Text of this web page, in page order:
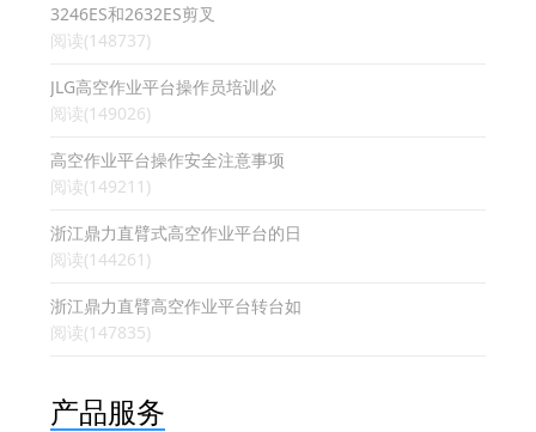
3246ES和2632ES剪叉
阅读(148737)
JLG高空作业平台操作员培训必
阅读(149026)
高空作业平台操作安全注意事项
阅读(149211)
浙江鼎力直臂式高空作业平台的日
阅读(144261)
浙江鼎力直臂高空作业平台转台如
阅读(147835)
产品服务